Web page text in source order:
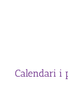
Calendari i